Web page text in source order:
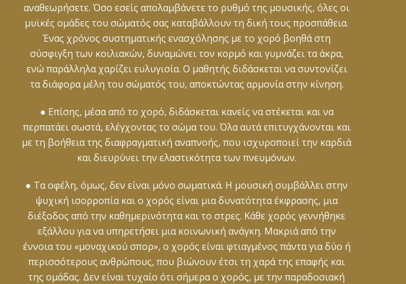
αναθεωρήσετε. Όσο εσείς απολαμβάνετε το ρυθμό της μουσικής, όλες οι
μυϊκές ομάδες του σώματός σας καταβάλλουν τη δική τους προσπάθεια.
Ένας χρόνος συστηματικής ενασχόλησης με το χορό βοηθά στη
σύσφιγξη των κοιλιακών, δυναμώνει τον κορμό και γυμνάζει τα άκρα,
ενώ παράλληλα χαρίζει ευλυγισία. O μαθητής διδάσκεται να συντονίζει
τα διάφορα μέλη του σώματός του, αποκτώντας αρμονία στην κίνηση.
● Επίσης, μέσα από το χορό, διδάσκεται κανείς να στέκεται και να
περπατάει σωστά, ελέγχοντας το σώμα του. Όλα αυτά επιτυγχάνονται και
με τη βοήθεια της διαφραγματική αναπνοής, που ισχυροποιεί την καρδιά
και διευρύνει την ελαστικότητα των πνευμόνων.
● Τα οφέλη, όμως, δεν είναι μόνο σωματικά. Η μουσική συμβάλλει στην
ψυχική ισορροπία και ο χορός είναι μια δυνατότητα έκφρασης, μια
διέξοδος από την καθημερινότητα και το στρες. Κάθε χορός γεννήθηκε
εξάλλου για να υπηρετήσει μια κοινωνική ανάγκη. Μακριά από την
έννοια του «μοναχικού σπορ», ο χορός είναι φτιαγμένος πάντα για δύο ή
περισσότερους ανθρώπους, που βιώνουν έτσι τη χαρά της επαφής και
της ομάδας. Δεν είναι τυχαίο ότι σήμερα ο χορός, με την παραδοσιακή